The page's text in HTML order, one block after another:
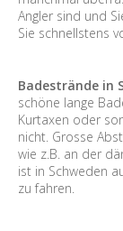
Angler sind und
Sie schnellstens
Badestrände in
schöne lange
Kurtaxen oder
nicht. Grosse
wie z.B. an der
ist in Schweden
zu fahren.